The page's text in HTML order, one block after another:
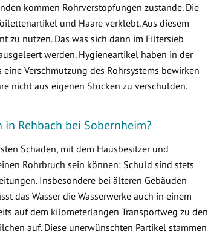
kommen Rohrverstopfungen zustande. Die
und Haare verklebt. Aus diesem
zu nutzen. Das was sich dann im Filtersieb
werden. Hygieneartikel haben in der
Verschmutzung des Rohrsystems bewirken
nicht aus eigenen Stücken zu verschulden.
Rehbach bei Sobernheim?
Schäden, mit dem Hausbesitzer und
Rohrbruch sein können: Schuld sind stets
Insbesondere bei älteren Gebäuden
das Wasser die Wasserwerke auch in einem
auf dem kilometerlangen Transportweg zu den
auf. Diese unerwünschten Partikel stammen